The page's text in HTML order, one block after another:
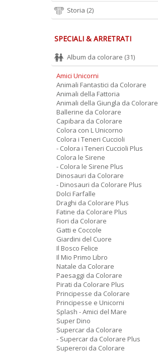
Storia (2)
SPECIALI & ARRETRATI
Album da colorare (31)
Amici Unicorni
Animali Fantastici da Colorare
Animali della Fattoria
Animali della Giungla da Colorare
Ballerine da Colorare
Capibara da Colorare
Colora con L Unicorno
Colora i Teneri Cuccioli
- Colora i Teneri Cuccioli Plus
Colora le Sirene
- Colora le Sirene Plus
Dinosauri da Colorare
- Dinosauri da Colorare Plus
Dolci Farfalle
Draghi da Colorare Plus
Fatine da Colorare Plus
Fiori da Colorare
Gatti e Coccole
Giardini del Cuore
Il Bosco Felice
Il Mio Primo Libro
Natale da Colorare
Paesaggi da Colorare
Pirati da Colorare Plus
Principesse da Colorare
Principesse e Unicorni
Splash - Amici del Mare
Super Dino
Supercar da Colorare
- Supercar da Colorare Plus
Supereroi da Colorare